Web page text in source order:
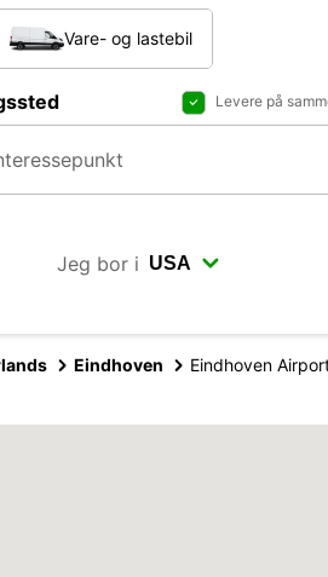
Vare- og lastebil
Levere på
Jeg bor i
Eindhoven Eindhoven